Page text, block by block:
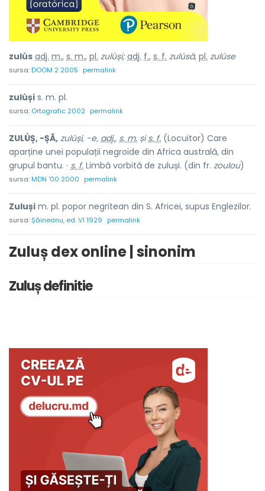
zulús adj. m., s. m., pl. zulúși; adj. f., s. f. zulúsă, pl. zulúse
sursa:DOOM 2 2005 permalink
zulúși s. m. pl.
sursa: Ortografic 2002 permalink
ZULÚȘ, -ȘĂ, zulúși, -e, adj., s. m. șis. f. (Locuitor) Care
aparține unei populații negroide din Africa australă, din
grupul bantu. · s. f. Limbă vorbită de zuluși. (din fr. zoulou)
sursa:MDN '00 2000 permalink
Zuluși m. pl. popor negritean din S. Africei, supus Englezilor.
sursa:Șăineanu, ed. VI 1929 permalink
Zuluș dex online | sinonim
Zuluș definitie